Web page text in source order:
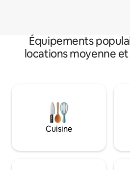
Équipements
locations moyenne
Cuisine